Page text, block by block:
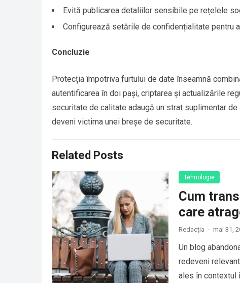
Evită publicarea detaliilor sensibile pe rețelele
Configurează setările de confidențialitate pentru
Concluzie
Protecția împotriva furtului de date înseamnă
autentificarea în doi pași, criptarea și actualizările
securitate de calitate adaugă un strat suplimentar
deveni victima unei breșe de securitate.
Related Posts
Tehnologie
Cum
care
Redacția · mai 31,
Un blog
redeveni
ales în contextul